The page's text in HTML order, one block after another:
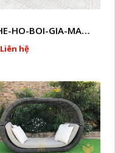
GHE-HO-BOI-GIA-MAY-HTT - B41
Liên hệ